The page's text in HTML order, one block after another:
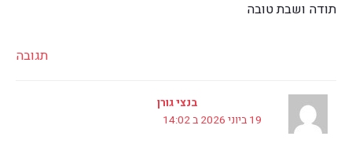
תודה ושבת טובה
תגובה
בנצי גורן
19 ביוני 2026 ב 14:02